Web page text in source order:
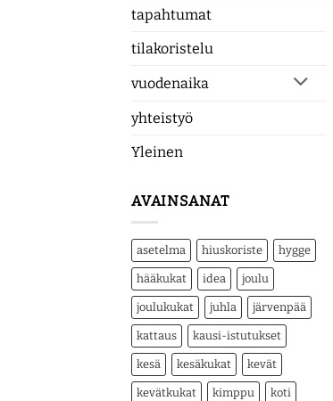
tapahtumat
tilakoristelu
vuodenaika
yhteistyö
Yleinen
AVAINSANAT
asetelma hiuskoriste hygge
hääkukat idea joulu
joulukukat juhla järvenpää
kattaus kausi-istutukset
kesä kesäkukat kevät
kevätkukat kimppu koti